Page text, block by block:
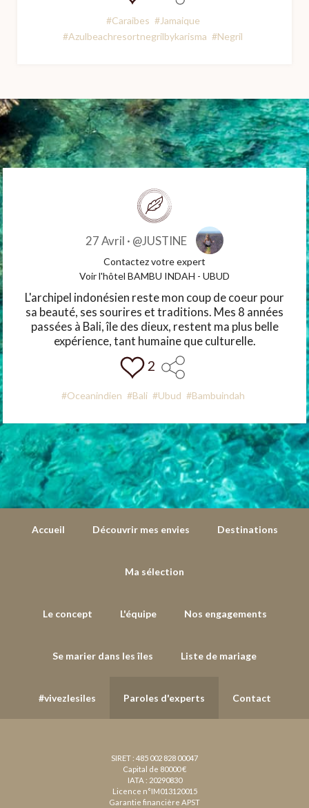
#Caraibes #Jamaique
#Azulbeachresortnegrilbykarisma #Negril
27 Avril · @JUSTINE
Contactez votre expert
Voir l'hôtel BAMBU INDAH - UBUD
L'archipel indonésien reste mon coup de coeur pour
sa beauté, ses sourires et traditions. Mes 8 années
passées à Bali, île des dieux, restent ma plus belle
expérience, tant humaine que culturelle.
2
#Oceanindien #Bali #Ubud #Bambuindah
Accueil Découvrir mes envies Destinations
Ma sélection
Le concept L'équipe Nos engagements
Se marier dans les îles Liste de mariage
#vivezlesiles Paroles d'experts Contact
SIRET : 485 002 828 00047
Capital de 80000 €
IATA : 20290830
Licence n°IM013120015
Garantie financière APST